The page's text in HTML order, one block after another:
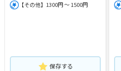
【その他】1300円 ～ 1500円
保存する